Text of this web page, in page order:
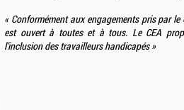
« Conformément aux engagements pris par
est ouvert à toutes et à tous. Le CEA
l’inclusion des travailleurs handicapés »